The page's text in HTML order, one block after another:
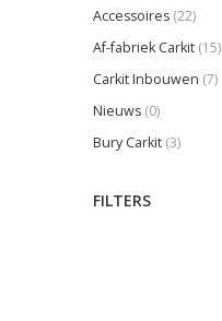
Accessoires (22)
Af-fabriek Carkit (15)
Carkit Inbouwen (7)
Nieuws (0)
Bury Carkit (3)
FILTERS